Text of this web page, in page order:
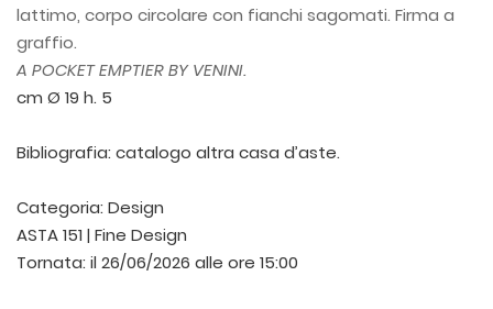
lattimo, corpo circolare con fianchi sagomati. Firma a
graffio.
A POCKET EMPTIER BY VENINI.
cm Ø 19 h. 5
Bibliografia: catalogo altra casa d’aste.
Categoria: Design
ASTA 151 | Fine Design
Tornata: il 26/06/2026 alle ore 15:00